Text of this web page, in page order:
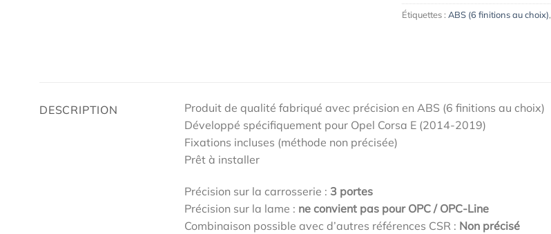
Étiquettes : ABS (6 finitions au choix),
DESCRIPTION
Produit de qualité fabriqué avec précision en ABS (6 finitions au choix)
Développé spécifiquement pour Opel Corsa E (2014-2019)
Fixations incluses (méthode non précisée)
Prêt à installer
Précision sur la carrosserie : 3 portes
Précision sur la lame : ne convient pas pour OPC / OPC-Line
Combinaison possible avec d’autres références CSR : Non précisé